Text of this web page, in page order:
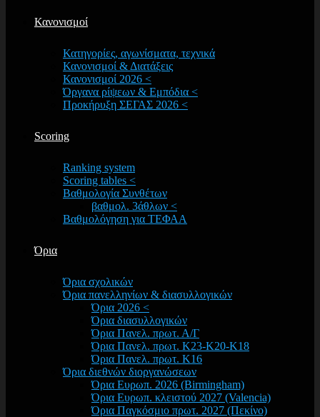
Κανονισμοί
Κατηγορίες, αγωνίσματα, τεχνικά
Κανονισμοί & Διατάξεις
Κανονισμοί 2026 <
Όργανα ρίψεων & Εμπόδια <
Προκήρυξη ΣΕΓΑΣ 2026 <
Scoring
Ranking system
Scoring tables <
Βαθμολογία Συνθέτων
βαθμολ. 3άθλων <
Βαθμολόγηση για ΤΕΦΑΑ
Όρια
Όρια σχολικών
Όρια πανελληνίων & διασυλλογικών
Όρια 2026 <
Όρια διασυλλογικών
Όρια Πανελ. πρωτ. Α/Γ
Όρια Πανελ. πρωτ. Κ23-Κ20-Κ18
Όρια Πανελ. πρωτ. Κ16
Όρια διεθνών διοργανώσεων
Όρια Ευρωπ. 2026 (Birmingham)
Όρια Ευρωπ. κλειστού 2027 (Valencia)
Όρια Παγκόσμιο πρωτ. 2027 (Πεκίνο)